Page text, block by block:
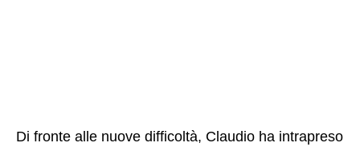
Di fronte alle nuove difficoltà, Claudio ha intrapreso